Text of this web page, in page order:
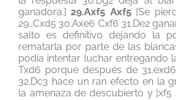
ganadora.]29.Axf5 Axf5 [Se
29…Cxd5 30.Axe6 Cxf6 31.De2
salto es definitivo dejando la
rematarla por parte de las
podía intentar luchar entregando
Txd6 porque después de
32.Dc3 hace un ran efecto en la
la amenaza de descubierto y ¦xf5